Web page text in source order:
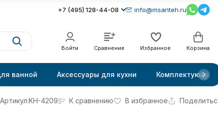
+7 (495) 128-44-08 info@msanteh.ru
Войти Сравнение Избранное Корзина
ванной Аксессуары для кухни Комплектующие
Артикул:KH-4209 К сравнению В избранное